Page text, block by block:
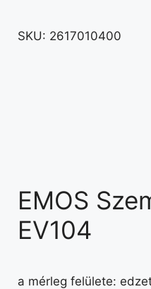
SKU: 2617010400
EMOS
EV104
a mérleg felülete: